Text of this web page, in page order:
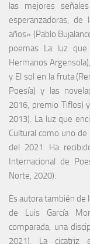
las mejores
esperanzadoras,
años» (Pablo
poemas La luz
Hermanos
y El sol en la fruta
Poesía) y las
2016, premio Tiflos)
2013). La luz que
Cultural como uno
del 2021. Ha
Internacional de
Norte, 2020).
Es autora también de
de Luis García
comparada, una
2021), La cicatriz